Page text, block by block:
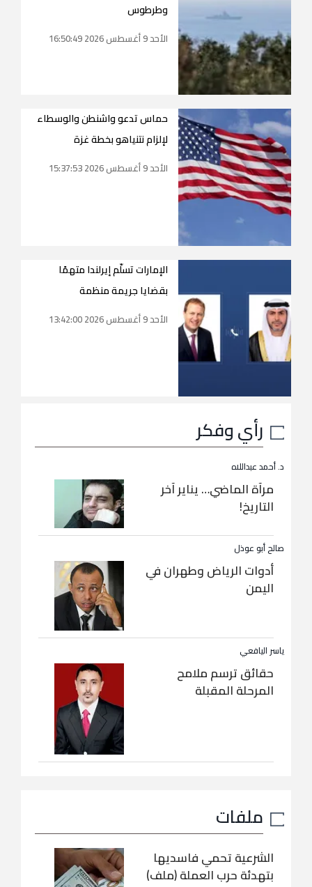
وطرطوس
الأحد 9 أغسطس 2026 16:50:49
حماس تدعو واشنطن والوسطاء
لإلزام نتنياهو بخطة غزة
الأحد 9 أغسطس 2026 15:37:53
الإمارات تسلّم إيرلندا متهمًا
بقضايا جريمة منظمة
الأحد 9 أغسطس 2026 13:42:00
رأي وفكر
د. أحمد عبداللاه
مرآة الماضي… يناير آخر
التاريخ!
صالح أبو عوذل
أدوات الرياض وطهران في
اليمن
ياسر اليافعي
حقائق ترسم ملامح
المرحلة المقبلة
ملفات
الشرعية تحمي فاسديها
بتهدئة حرب العملة (ملف)